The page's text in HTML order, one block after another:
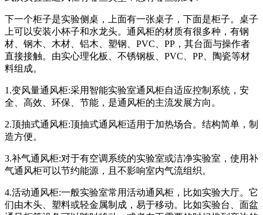
下一个柜子是实验侧桌，上面有一张桌子，下面是柜子。桌子
上可以安装小杯子和水龙头。通风柜的材质有很多种，有钢
材、钢木、木材、铝木、塑钢、PVC、PP，其台面与操作者
直接接触。由实心理化板、不锈钢板、PVC、PP、陶瓷等材
料组成。
1.变风量通风柜:采用智能实验室通风柜自适应控制系统，安
全、高效、环保、节能，是通风柜的主流发展方向。
2.顶抽式通风柜:顶抽式通风柜适用于加热场合。结构简单，制
造方便。
3.补气通风柜:对于有空调系统的实验室或洁净实验室，使用补
气通风柜可以节约能源，且不影响室内气流组织。
4.活动通风柜:一般实验室常用活动通风柜，比如实验大厅。它
们由木头、塑料或轻金属制成，易于移动。比如实验台、面盆